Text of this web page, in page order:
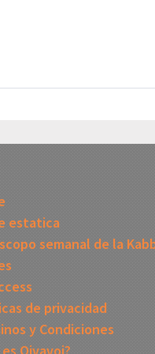
estatica
semanal de la
de privacidad
y Condiciones
es Oivavoi?